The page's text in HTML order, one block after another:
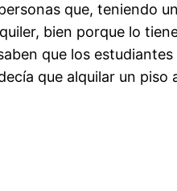
que, teniendo
bien porque lo
que los estudiantes
que alquilar un piso